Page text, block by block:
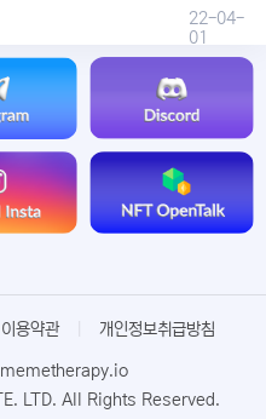
22-04-
01
이용약관 개인정보취급방침
LTD. All Rights Reserved.